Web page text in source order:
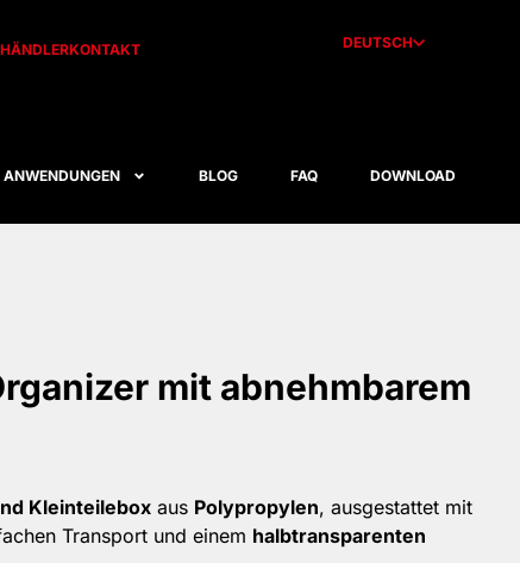
HÄNDLERKONTAKT DEUTSCH
ANWENDUNGEN BLOG FAQ DOWNLOAD
mit abnehmbarem
Kleinteileboxaus Polypropylen, ausgestattet mit
Transport und einem halbtransparenten